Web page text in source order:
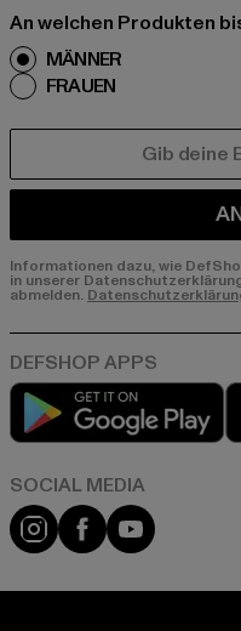
An welchen Produkten
MÄNNER
FRAUEN
Informationen dazu, wie
in unserer
abmelden.
Instagram
FacebookYouTube